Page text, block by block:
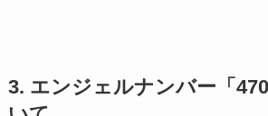
3. エンジェルナンバー「